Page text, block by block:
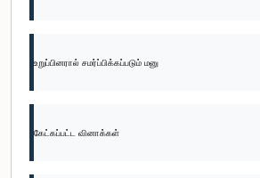
உறுப்பினரால் சமர்ப்பிக்கப்படும் மனு
கேட்கப்பட்ட வினாக்கள்